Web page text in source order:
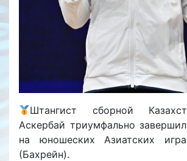
Штангист сборной
Аскербай триумфально
на юношеских Азиатских
(Бахрейн).